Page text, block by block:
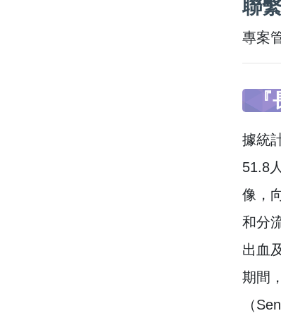
聯
專案
據統
51.8
像，
和分
出血
期間
（